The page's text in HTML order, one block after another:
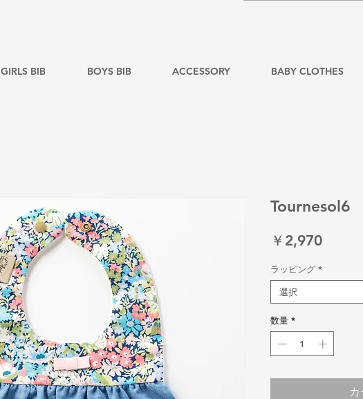
GIRLS BIB BOYS BIB ACCESSORY BABY CLOTHES
Tournesol6
￥2,970価
ラッピング *
選択
数量 *